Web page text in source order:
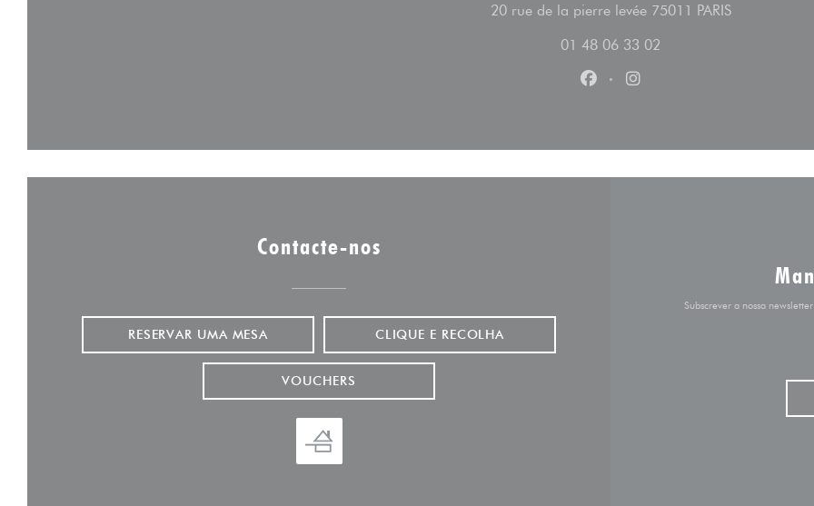
20 rue de la pierre levée 75011 PARIS((abre numa
01 48 06 33 02
Facebook ((abre numa nova
Instagram ((abre numa
Contacte-nos
RESERVAR UMA MESA CLIQUE E RECOLHA
VOUCHERS
Subscrever a nossa